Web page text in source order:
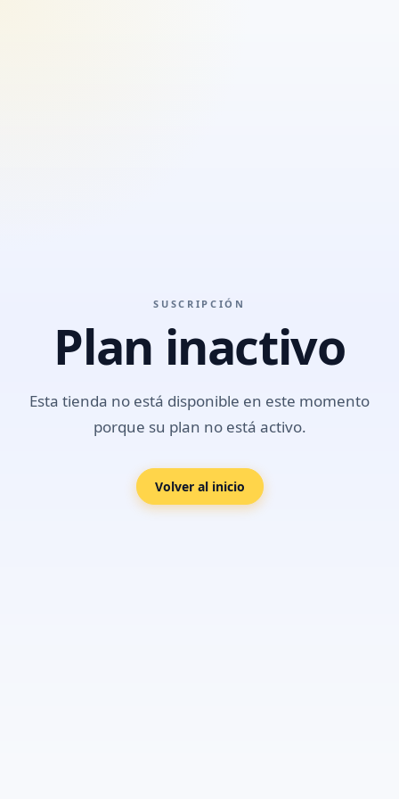
SUSCRIPCIÓN
Plan inactivo
Esta tienda no está disponible en este momento
porque su plan no está activo.
Volver al inicio